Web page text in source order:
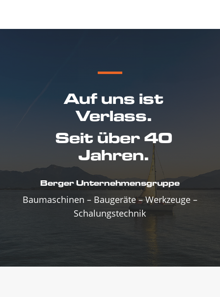
Auf uns ist
Verlass.
Seit über 40
Jahren.
Berger Unternehmensgruppe
Baumaschinen – Baugeräte – Werkzeuge –
Schalungstechnik